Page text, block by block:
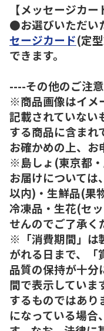
【メッセージカ
●お選びいただい
セージカード(定
できます。
----その他のご注
※商品画像はイメ
記載されていない
する商品に含まれ
お確かめの上、お
※島しょ(東京都
お届けについては
以内)・生鮮品(果
冷凍品・生花(セ
せんのでご了承く
※「消費期間」は
がれる日まで、「
品質の保持が十分
間で表示していま
するものではあり
になっている場合